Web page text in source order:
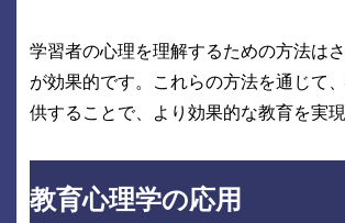
学習者の心理を理解するための方法は
が効果的です。これらの方法を通じて
供することで、より効果的な教育を実
教育心理学の応用